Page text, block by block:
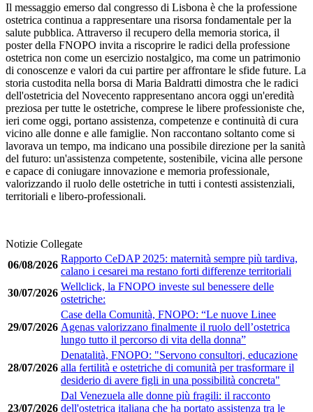
Il messaggio emerso dal congresso di Lisbona è che la professione
ostetrica continua a rappresentare una risorsa fondamentale per la
salute pubblica. Attraverso il recupero della memoria storica, il
poster della FNOPO invita a riscoprire le radici della professione
ostetrica non come un esercizio nostalgico, ma come un patrimonio
di conoscenze e valori da cui partire per affrontare le sfide future. La
storia custodita nella borsa di Maria Baldratti dimostra che le radici
dell'ostetricia del Novecento rappresentano ancora oggi un'eredità
preziosa per tutte le ostetriche, comprese le libere professioniste che,
ieri come oggi, portano assistenza, competenze e continuità di cura
vicino alle donne e alle famiglie. Non raccontano soltanto come si
lavorava un tempo, ma indicano una possibile direzione per la sanità
del futuro: un'assistenza competente, sostenibile, vicina alle persone
e capace di coniugare innovazione e memoria professionale,
valorizzando il ruolo delle ostetriche in tutti i contesti assistenziali,
territoriali e libero-professionali.
Notizie Collegate
06/08/2026
Rapporto CeDAP 2025: maternità sempre più tardiva,
calano i cesarei ma restano forti differenze territoriali
30/07/2026
Wellclick, la FNOPO investe sul benessere delle
ostetriche:
29/07/2026
Case della Comunità, FNOPO: “Le nuove Linee
Agenas valorizzano finalmente il ruolo dell’ostetrica
lungo tutto il percorso di vita della donna”
28/07/2026
Denatalità, FNOPO: "Servono consultori, educazione
alla fertilità e ostetriche di comunità per trasformare il
desiderio di avere figli in una possibilità concreta"
23/07/2026
Dal Venezuela alle donne più fragili: il racconto
dell'ostetrica italiana che ha portato assistenza tra le